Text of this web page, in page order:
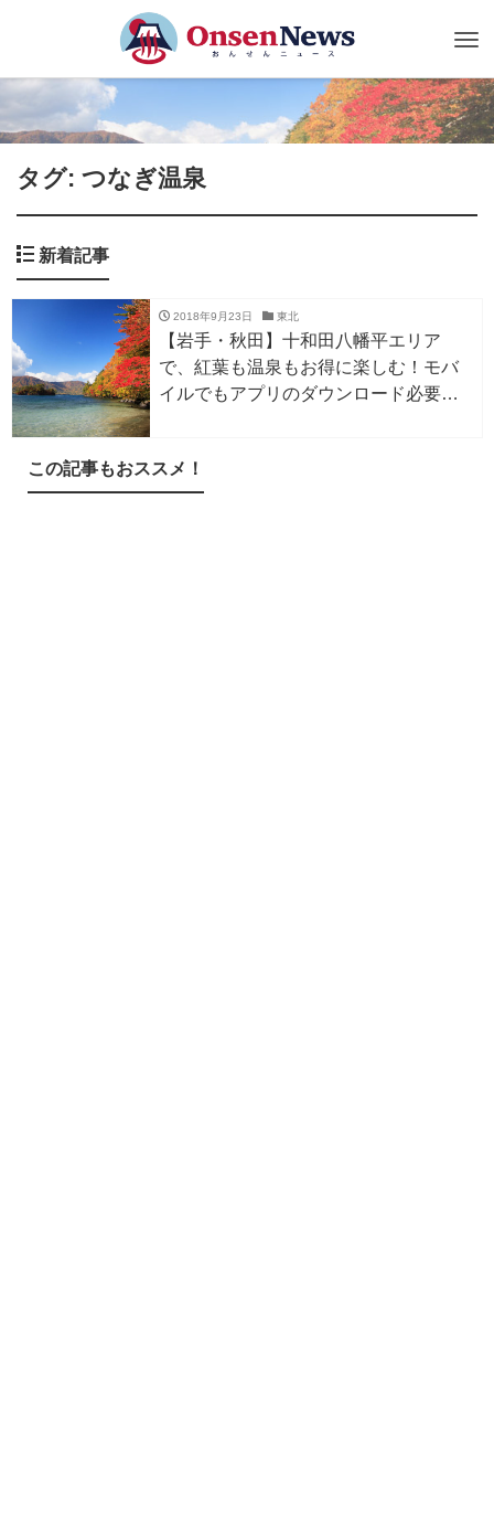
タグ: つなぎ温泉
新着記事
2018年9月23日 東北
【岩手・秋田】十和田八幡平エリア
で、紅葉も温泉もお得に楽しむ！モバ
イルでもアプリのダウンロード必要な
この記事もおススメ！